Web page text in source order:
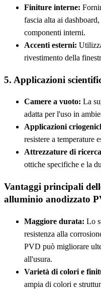
Finiture interne:
fascia alta ai
componenti interni.
Accenti esterni:
rivestimento della
5. Applicazioni
Camere a vuoto: La
adatta per l'uso in
Applicazioni
resistere a temperature
Attrezzature di
ottiche specifiche e la
Vantaggi principali
alluminio anodizzato
Maggiore durata: Lo
resistenza alla
PVD può migliorare
all'usura.
Varietà di colori e
ampia di colori e